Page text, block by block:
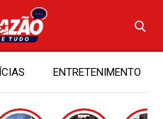
ENTRETENIMENTO